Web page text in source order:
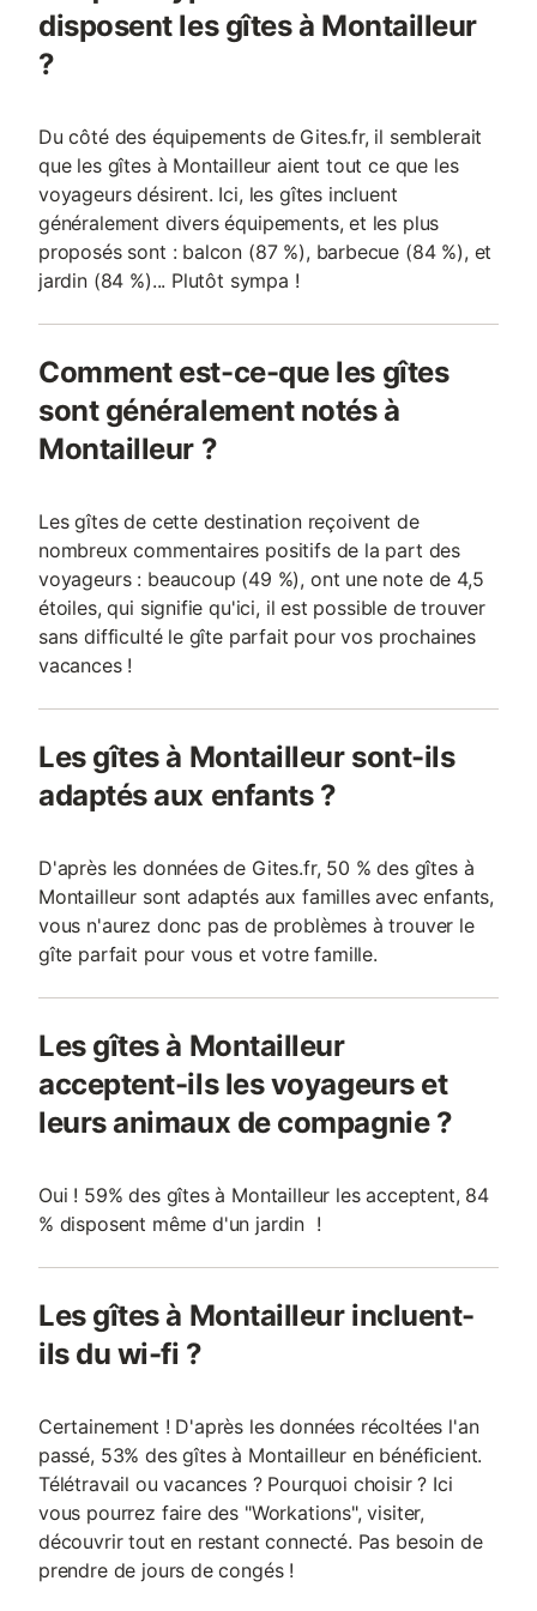
excursions à la journée, les villes
d’Annecy et
disposent les gîtes à Montailleur
?
Du côté des équipements de Gites.fr, il semblerait
que les gîtes à Montailleur aient tout ce que les
voyageurs désirent. Ici, les gîtes incluent
généralement divers équipements, et les plus
proposés sont : balcon (87 %), barbecue (84 %), et
jardin (84 %)... Plutôt sympa !
Comment est-ce-que les gîtes
sont généralement notés à
Montailleur ?
Les gîtes de cette destination reçoivent de
nombreux commentaires positifs de la part des
voyageurs : beaucoup (49 %), ont une note de 4,5
étoiles, qui signifie qu'ici, il est possible de trouver
sans difficulté le gîte parfait pour vos prochaines
vacances !
Les gîtes à Montailleur sont-ils
adaptés aux enfants ?
D'après les données de Gites.fr, 50 % des gîtes à
Montailleur sont adaptés aux familles avec enfants,
vous n'aurez donc pas de problèmes à trouver le
gîte parfait pour vous et votre famille.
Les gîtes à Montailleur
acceptent-ils les voyageurs et
leurs animaux de compagnie ?
Oui ! 59% des gîtes à Montailleur les acceptent, 84
% disposent même d'un jardin !
Les gîtes à Montailleur incluent-
ils du wi-fi ?
Certainement ! D'après les données récoltées l'an
passé, 53% des gîtes à Montailleur en bénéficient.
Télétravail ou vacances ? Pourquoi choisir ? Ici
vous pourrez faire des "Workations", visiter,
découvrir tout en restant connecté. Pas besoin de
prendre de jours de congés !